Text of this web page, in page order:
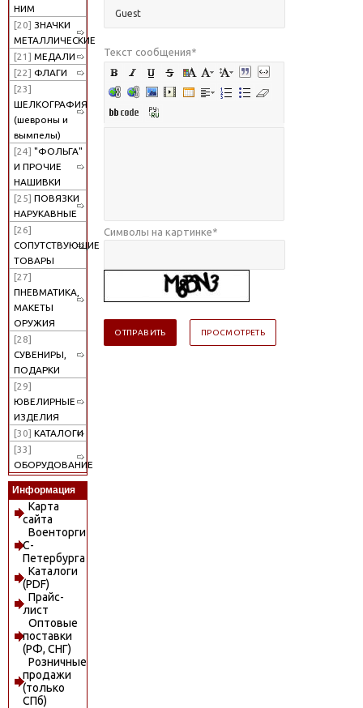
НИМ
[20] ЗНАЧКИ
МЕТАЛЛИЧЕСКИЕ
[21] МЕДАЛИ
[22] ФЛАГИ
[23]
ШЕЛКОГРАФИЯ
(шевроны и
вымпелы)
[24] "ФОЛЬГА"
И ПРОЧИЕ
НАШИВКИ
[25] ПОВЯЗКИ
НАРУКАВНЫЕ
[26]
СОПУТСТВУЮЩИЕ
ТОВАРЫ
[27]
ПНЕВМАТИКА,
МАКЕТЫ
ОРУЖИЯ
[28]
СУВЕНИРЫ,
ПОДАРКИ
[29]
ЮВЕЛИРНЫЕ
ИЗДЕЛИЯ
[30] КАТАЛОГИ
[33]
ОБОРУДОВАНИЕ
Информация
Карта
сайта
Военторги
С-
Петербурга
Каталоги
(PDF)
Прайс-
лист
Оптовые
поставки
(РФ, СНГ)
Розничные
продажи
(только
СПб)
Текст сообщения*
Символы на картинке*